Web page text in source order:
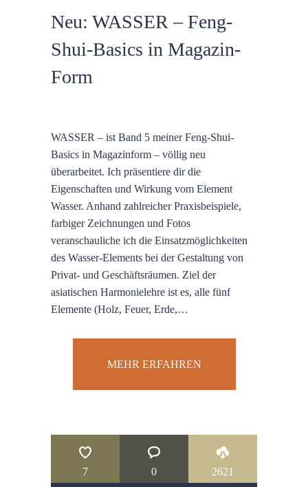
Neu: WASSER – Feng-
Shui-Basics in Magazin-
Form
WASSER – ist Band 5 meiner Feng-Shui-
Basics in Magazinform – völlig neu
überarbeitet. Ich präsentiere dir die
Eigenschaften und Wirkung vom Element
Wasser. Anhand zahlreicher Praxisbeispiele,
farbiger Zeichnungen und Fotos
veranschauliche ich die Einsatzmöglichkeiten
des Wasser-Elements bei der Gestaltung von
Privat- und Geschäftsräumen. Ziel der
asiatischen Harmonielehre ist es, alle fünf
Elemente (Holz, Feuer, Erde,…
MEHR ERFAHREN
7 0 2621